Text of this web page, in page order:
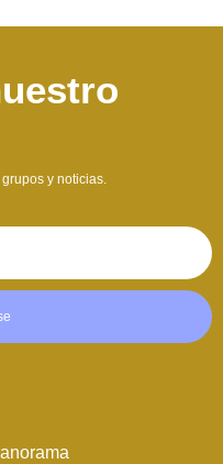
y noticias.